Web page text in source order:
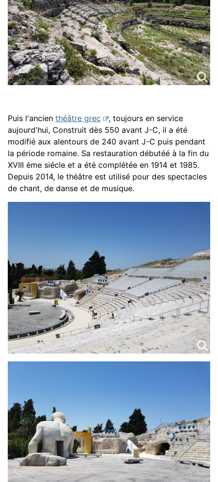
Puis l'ancien théâtre grec
, toujours en service
aujourd'hui, Construit dès 550 avant J-C, il a été
modifié aux alentours de 240 avant J-C puis pendant
la période romaine. Sa restauration débutéé à la fin du
XVIII ème siécle et a été complétée en 1914 et 1985.
Depuis 2014, le théâtre est utilisé pour des spectacles
de chant, de danse et de musique.